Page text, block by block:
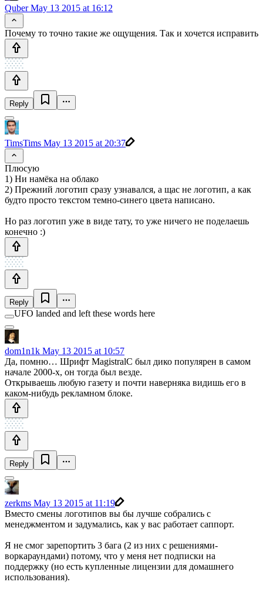
QuberMay 13 2015 at 16:12
Почему то точно такие же ощущения. Так и хочется исправить
Reply
TimsTims May 13 2015 at 20:37
Плюсую
1) Ни намёка на облако
2) Прежний логотип сразу узнавался, а щас не логотип, а как
будто просто текстом темно-синего цвета написано.
Но раз логотип уже в виде тату, то уже ничего не поделаешь
конечно :)
Reply
UFO landed and left these words here
dom1n1k May 13 2015 at 10:57
Да, помню… Шрифт MagistralC был дико популярен в самом
начале 2000-х, он тогда был везде.
Открываешь любую газету и почти наверняка видишь его в
каком-нибудь рекламном блоке.
Reply
zerkms May 13 2015 at 11:19
Вместо смены логотипов вы бы лучше собрались с
менеджментом и задумались, как у вас работает саппорт.
Я не смог зарепортить 3 бага (2 из них с решениями-
воркараундами) потому, что у меня нет подписки на
поддержку (но есть купленные лицензии для домашнего
использования).